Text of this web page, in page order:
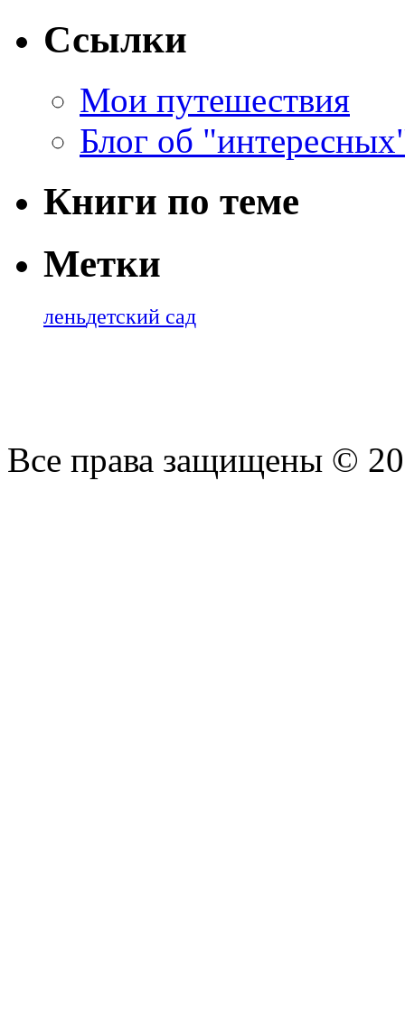
Ссылки
Мои путешествия
Блог об
Книги по теме
Метки
леньдетский сад
Все права защищены ©